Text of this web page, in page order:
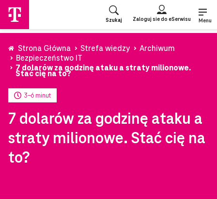
strony
głównej
Szukaj Zaloguj sie do eSerwisu Menu
Strona Główna Strefa wiedzy
Archiwum
Bezpieczeństwo IT
7 dolarów za godzinę ataku a straty milionowe.
Stać cię na to?
3-6 minut
7 dolarów za godzinę ataku a
straty milionowe. Stać cię na
to?